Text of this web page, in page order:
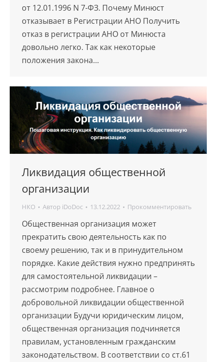
от 12.01.1996 N 7-ФЗ. Почему Минюст
отказывает в Регистрации АНО Получить
отказ в регистрации АНО от Минюста
довольно легко. Так как некоторые
положения закона…
Ликвидация общественной
организации
НКО Автор iDoDoc 13.12.2022 Прокомментировать
Общественная организация может
прекратить свою деятельность как по
своему решению, так и в принудительном
порядке. Какие действия нужно предпринять
для самостоятельной ликвидации –
рассмотрим подробнее. Главное о
добровольной ликвидации общественной
организации Будучи юридическим лицом,
общественная организация подчиняется
правилам, установленным гражданским
законодательством. В соответствии со ст.61